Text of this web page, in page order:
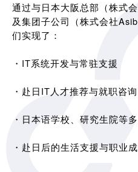
通过与日本大阪总部（株式
及集团子公司（株式会社
们实现了：
・IT系统开发与常驻支援
・赴日IT人才推荐与就职咨询
・日本语学校、研究生院等
・赴日后的生活支援与职业